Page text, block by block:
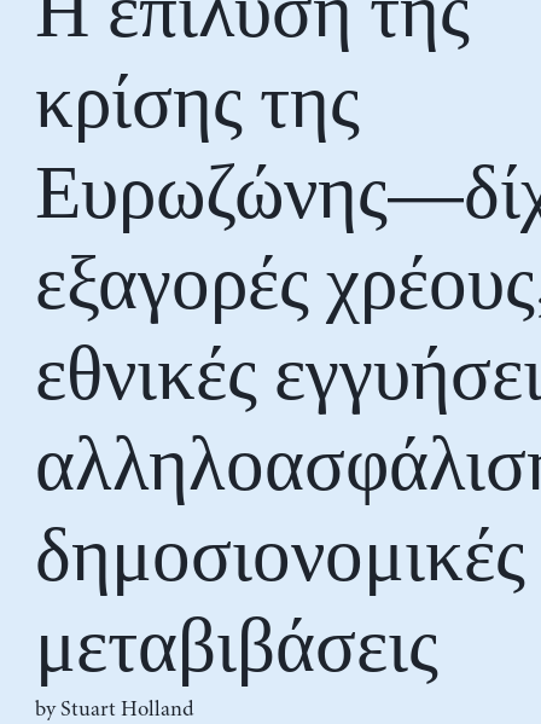
κρίσης της
εξαγορές
εθνικές
δημοσιονομικές
μεταβιβάσεις
byStuart Holland